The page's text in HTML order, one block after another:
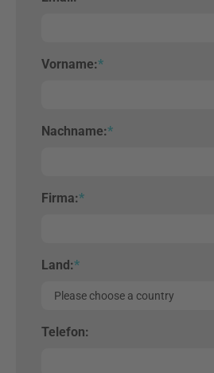
Vorname:*
Nachname:*
Firma:*
Land:*
Telefon: